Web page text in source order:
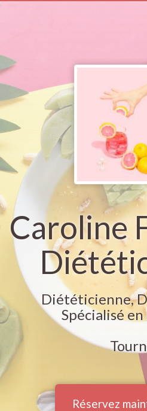
Caroline
Diététicienne,
Spécialisé
Réservez